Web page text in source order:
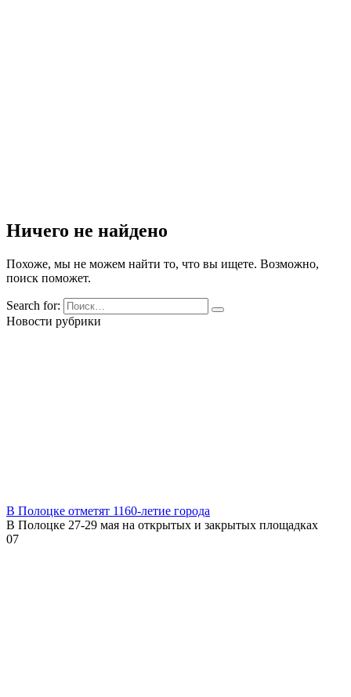
Ничего не найдено
Похоже, мы не можем найти то, что вы ищете. Возможно,
поиск поможет.
Search for:
Новости рубрики
В Полоцке отметят 1160-летие города
В Полоцке 27-29 мая на открытых и закрытых площадках
07